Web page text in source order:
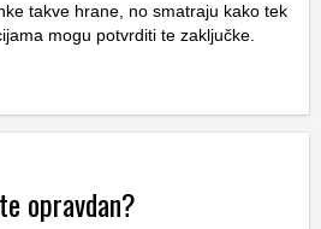
takve hrane, no smatraju kako tek
mogu potvrditi te zaključke.
opravdan?